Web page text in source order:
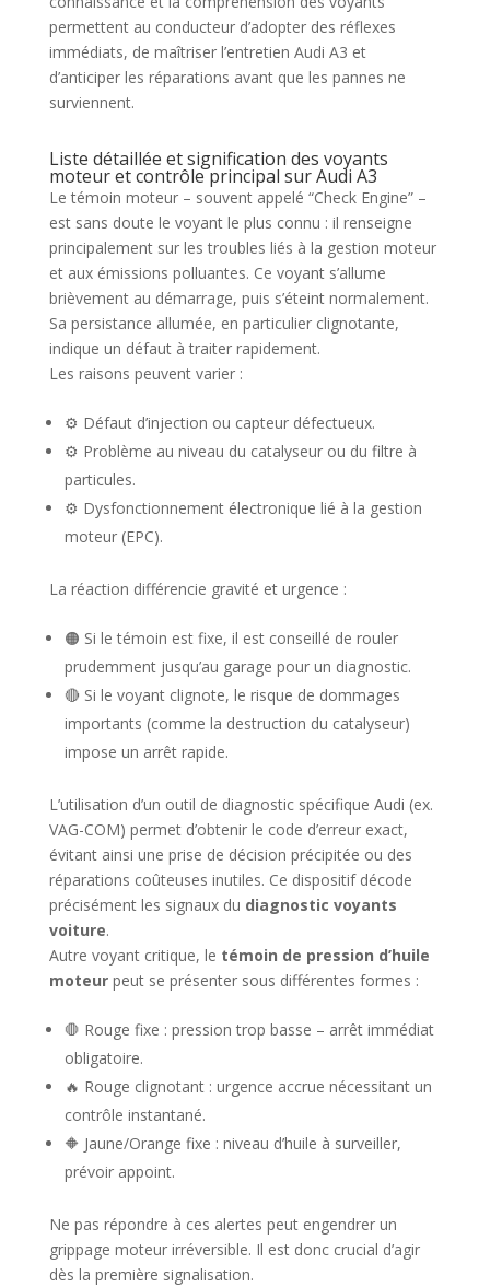
permettent au conducteur d’adopter des réflexes
immédiats, de maîtriser l’entretien Audi A3 et
d’anticiper les réparations avant que les pannes ne
surviennent.
Liste détaillée et signification des voyants
moteur et contrôle principal sur Audi A3
Le témoin moteur – souvent appelé “Check Engine” –
est sans doute le voyant le plus connu : il renseigne
principalement sur les troubles liés à la gestion moteur
et aux émissions polluantes. Ce voyant s’allume
brièvement au démarrage, puis s’éteint normalement.
Sa persistance allumée, en particulier clignotante,
indique un défaut à traiter rapidement.
Les raisons peuvent varier :
⚙️ Défaut d’injection ou capteur défectueux.
⚙️ Problème au niveau du catalyseur ou du filtre à
particules.
⚙️ Dysfonctionnement électronique lié à la gestion
moteur (EPC).
La réaction différencie gravité et urgence :
🟠 Si le témoin est fixe, il est conseillé de rouler
prudemment jusqu’au garage pour un diagnostic.
🔴 Si le voyant clignote, le risque de dommages
importants (comme la destruction du catalyseur)
impose un arrêt rapide.
L’utilisation d’un outil de diagnostic spécifique Audi (ex.
VAG-COM) permet d’obtenir le code d’erreur exact,
évitant ainsi une prise de décision précipitée ou des
réparations coûteuses inutiles. Ce dispositif décode
précisément les signaux du diagnostic voyants
voiture.
Autre voyant critique, le témoin de pression d’huile
moteurpeut se présenter sous différentes formes :
🛑 Rouge fixe : pression trop basse – arrêt immédiat
obligatoire.
🔥 Rouge clignotant : urgence accrue nécessitant un
contrôle instantané.
🔶 Jaune/Orange fixe : niveau d’huile à surveiller,
prévoir appoint.
Ne pas répondre à ces alertes peut engendrer un
grippage moteur irréversible. Il est donc crucial d’agir
dès la première signalisation.